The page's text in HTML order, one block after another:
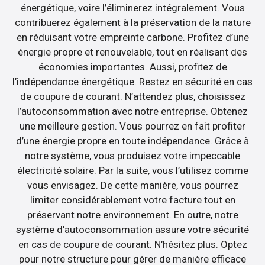
énergétique, voire l’éliminerez intégralement. Vous
contribuerez également à la préservation de la nature
en réduisant votre empreinte carbone. Profitez d’une
énergie propre et renouvelable, tout en réalisant des
économies importantes. Aussi, profitez de
l’indépendance énergétique. Restez en sécurité en cas
de coupure de courant. N’attendez plus, choisissez
l’autoconsommation avec notre entreprise. Obtenez
une meilleure gestion. Vous pourrez en fait profiter
d’une énergie propre en toute indépendance. Grâce à
notre système, vous produisez votre impeccable
électricité solaire. Par la suite, vous l’utilisez comme
vous envisagez. De cette manière, vous pourrez
limiter considérablement votre facture tout en
préservant notre environnement. En outre, notre
système d’autoconsommation assure votre sécurité
en cas de coupure de courant. N’hésitez plus. Optez
pour notre structure pour gérer de manière efficace